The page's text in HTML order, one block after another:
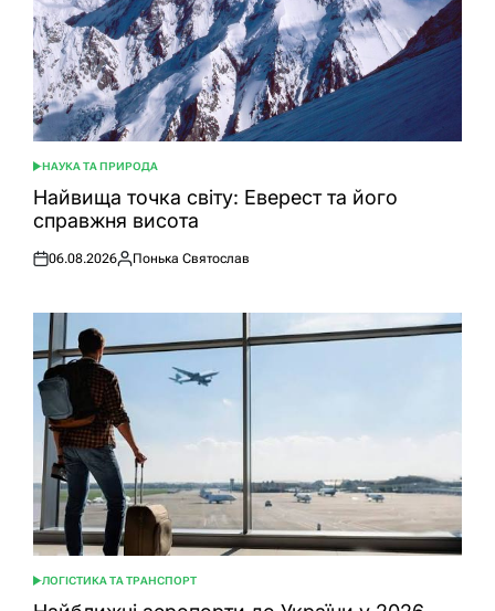
ОПУБЛІКУВАТИ
У
НАУКА ТА ПРИРОДА
Найвища точка світу: Еверест та його
справжня висота
Оприлюднено
06.08.2026
Опубліковано
Понька Святослав
ОПУБЛІКУВАТИ
У
ЛОГІСТИКА ТА ТРАНСПОРТ